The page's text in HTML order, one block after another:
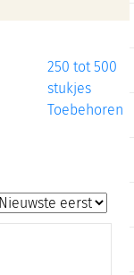
250 tot 500
stukjes
Toebehoren